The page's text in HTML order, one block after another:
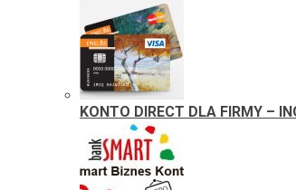
KONTO DIRECT DLA FIRMY –